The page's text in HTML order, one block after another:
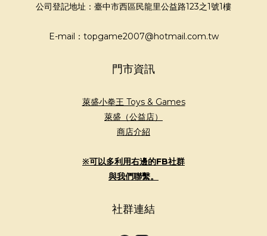
公司登記地址：臺中市西區民龍里公益路123之1號1樓
E-mail：topgame2007@hotmail.com.tw
門市資訊
萊盛小拳王 Toys & Games
萊盛（公益店）
商店介紹
※可以多利用右邊的FB社群
與我們聯繫。
社群連結